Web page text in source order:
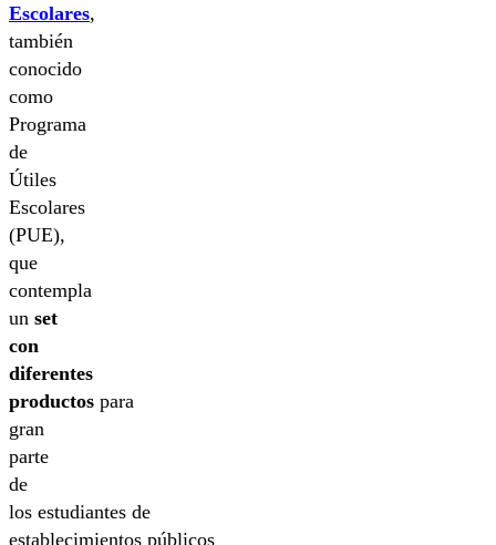
Escolares,
también
conocido
como
Programa
de
Útiles
Escolares
(PUE),
que
contempla
un set
con
diferentes
productos para
gran
parte
de
los estudiantes de
establecimientos públicos